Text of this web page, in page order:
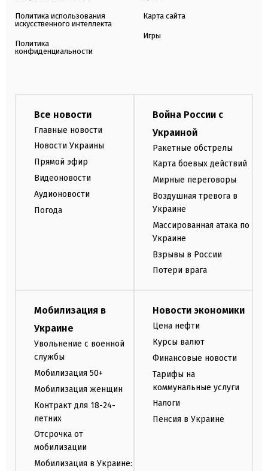
Политика использования
искусственного интеллекта
Политика
конфиденциальности
Карта сайта
Игры
Все новости
Главные новости
Новости Украины
Прямой эфир
Видеоновости
Аудионовости
Погода
Война России с
Украиной
Ракетные обстрелы
Карта боевых действий
Мирные переговоры
Воздушная тревога в
Украине
Массированная атака по
Украине
Взрывы в России
Потери врага
Мобилизация в
Украине
Увольнение с военной
службы
Мобилизация 50+
Мобилизация женщин
Контракт для 18-24-
летних
Отсрочка от
мобилизации
Мобилизация в Украине:
Новости экономики
Цена нефти
Курсы валют
Финансовые новости
Тарифы на
коммунальные услуги
Налоги
Пенсия в Украине